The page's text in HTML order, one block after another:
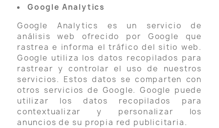
Google Analytics
Google Analytics es un servicio de
análisis web ofrecido por Google que
rastrea e informa el tráfico del sitio web.
Google utiliza los datos recopilados para
rastrear y controlar el uso de nuestros
servicios. Estos datos se comparten con
otros servicios de Google. Google puede
utilizar los datos recopilados para
contextualizar y personalizar los
anuncios de su propia red publicitaria.